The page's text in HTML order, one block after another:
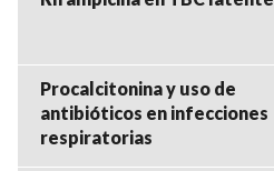
Procalcitonina y uso de
antibióticos en infecciones
respiratorias